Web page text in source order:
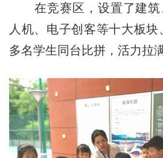
在竞赛区，设置了建筑
人机、电子创客等十大板
多名学生同台比拼，活力拉满